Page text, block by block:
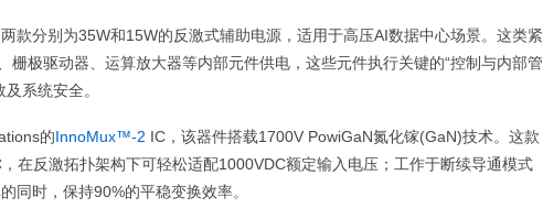
款分别为35W和15W的反激式辅助电源，适用于高压AI数据中心场景。这类紧
栅极驱动器、运算放大器等内部元件供电，这些元件执行关键的“控制与内部管
系统安全。
的InnoMux™-2 IC，该器件搭载1700V PowiGaN氮化镓(GaN)技术。这款
在反激拓扑架构下可轻松适配1000VDC额定输入电压；工作于断续导通模式
同时，保持90%的平稳变换效率。